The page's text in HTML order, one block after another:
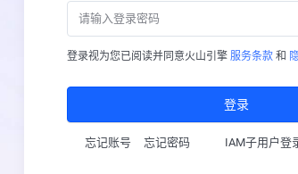
登录视为您已阅读并同意火山引擎 服务条款 和
登录
忘记账号 忘记密码 IAM子用户登